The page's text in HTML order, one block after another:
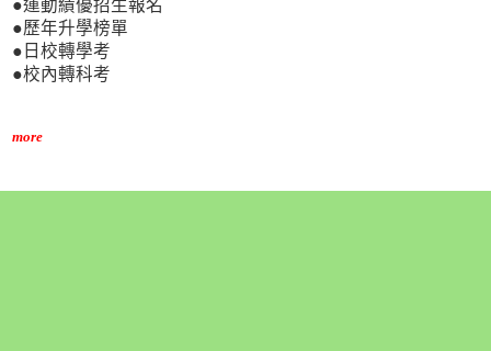
●運動績優招生報名
●歷年升學榜單
●日校轉學考
●校內轉科考
more